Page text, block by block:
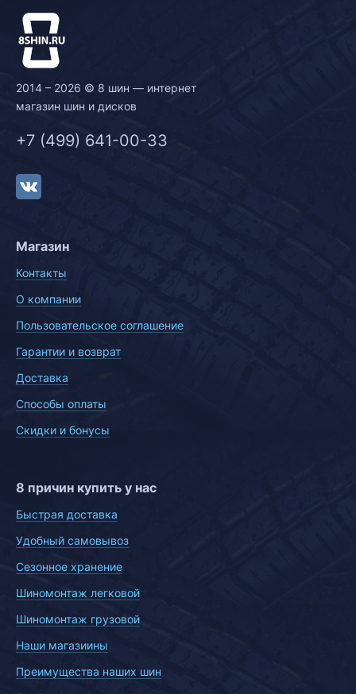
2014 – 2026 © 8 шин — интернет
магазин шин и дисков
+7 (499) 641-00-33
Магазин
Контакты
О компании
Пользовательское соглашение
Гарантии и возврат
Доставка
Способы оплаты
Скидки и бонусы
8 причин купить у нас
Быстрая доставка
Удобный самовывоз
Сезонное хранение
Шиномонтаж легковой
Шиномонтаж грузовой
Наши магазиины
Преимущества наших шин